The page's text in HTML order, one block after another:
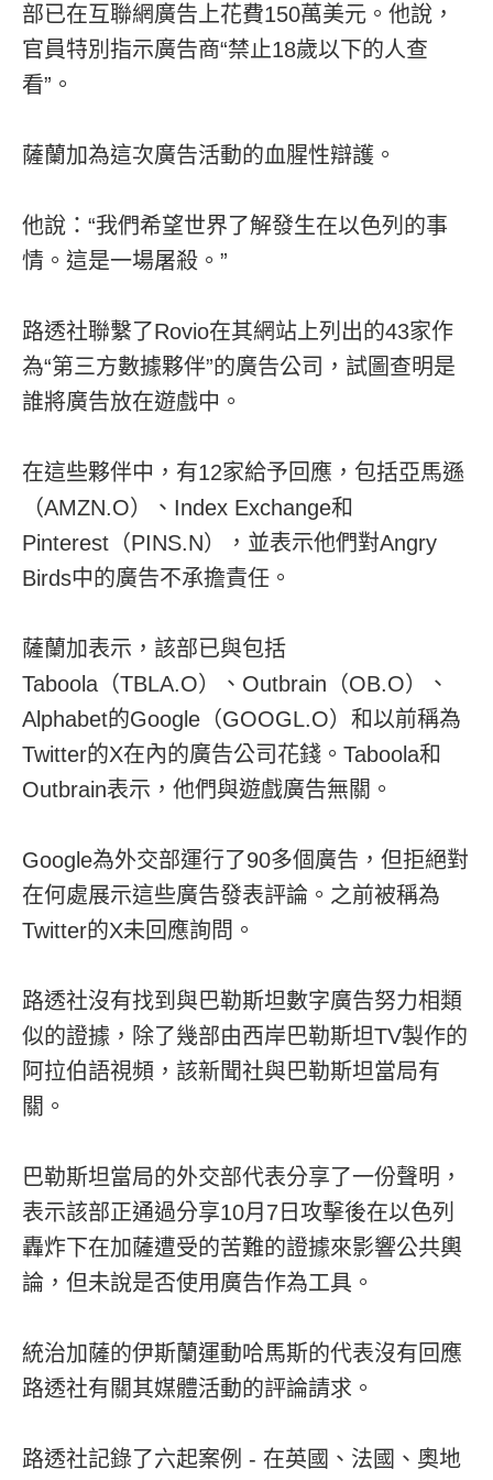
部已在互聯網廣告上花費150萬美元。他說，
官員特別指示廣告商“禁止18歲以下的人查
看”。
薩蘭加為這次廣告活動的血腥性辯護。
他說：“我們希望世界了解發生在以色列的事
情。這是一場屠殺。”
路透社聯繫了Rovio在其網站上列出的43家作
為“第三方數據夥伴”的廣告公司，試圖查明是
誰將廣告放在遊戲中。
在這些夥伴中，有12家給予回應，包括亞馬遜
（AMZN.O）、Index Exchange和
Pinterest（PINS.N），並表示他們對Angry
Birds中的廣告不承擔責任。
薩蘭加表示，該部已與包括
Taboola（TBLA.O）、Outbrain（OB.O）、
Alphabet的Google（GOOGL.O）和以前稱為
Twitter的X在內的廣告公司花錢。Taboola和
Outbrain表示，他們與遊戲廣告無關。
Google為外交部運行了90多個廣告，但拒絕對
在何處展示這些廣告發表評論。之前被稱為
Twitter的X未回應詢問。
路透社沒有找到與巴勒斯坦數字廣告努力相類
似的證據，除了幾部由西岸巴勒斯坦TV製作的
阿拉伯語視頻，該新聞社與巴勒斯坦當局有
關。
巴勒斯坦當局的外交部代表分享了一份聲明，
表示該部正通過分享10月7日攻擊後在以色列
轟炸下在加薩遭受的苦難的證據來影響公共輿
論，但未說是否使用廣告作為工具。
統治加薩的伊斯蘭運動哈馬斯的代表沒有回應
路透社有關其媒體活動的評論請求。
路透社記錄了六起案例 - 在英國、法國、奧地